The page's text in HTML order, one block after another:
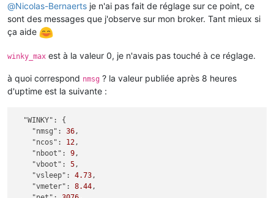
@Nicolas-Bernaerts je n'ai pas fait de réglage sur ce point, ce
sont des messages que j'observe sur mon broker. Tant mieux si
ça aide
winky_max est à la valeur 0, je n'avais pas touché à ce réglage.
à quoi correspond nmsg ? la valeur publiée après 8 heures
d'uptime est la suivante :
"WINKY":
{
"nmsg":
36,
"ncos":
12,
"nboot":
9,
"vboot":
5,
"vsleep":
4.73,
"vmeter":
8.44,